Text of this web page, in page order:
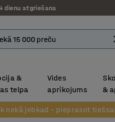
dienu atgriešana
&
telpa
Vides
aprīkojums
&
nekā jebkad – pieprasot